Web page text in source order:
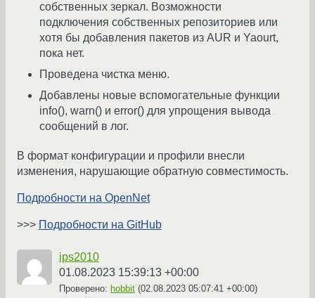
собственных зеркал. Возможности
подключения собственных репозиториев или
хотя бы добавления пакетов из AUR и Yaourt,
пока нет.
Проведена чистка меню.
Добавлены новые вспомогательные функции
info(), warn() и error() для упрощения вывода
сообщений в лог.
В формат конфигурации и профили внесли
изменения, нарушающие обратную совместимость.
Подробности на OpenNet
>>> Подробности на GitHub
ips2010
01.08.2023 15:39:13 +00:00
Проверено: hobbit (02.08.2023 05:07:41 +00:00)